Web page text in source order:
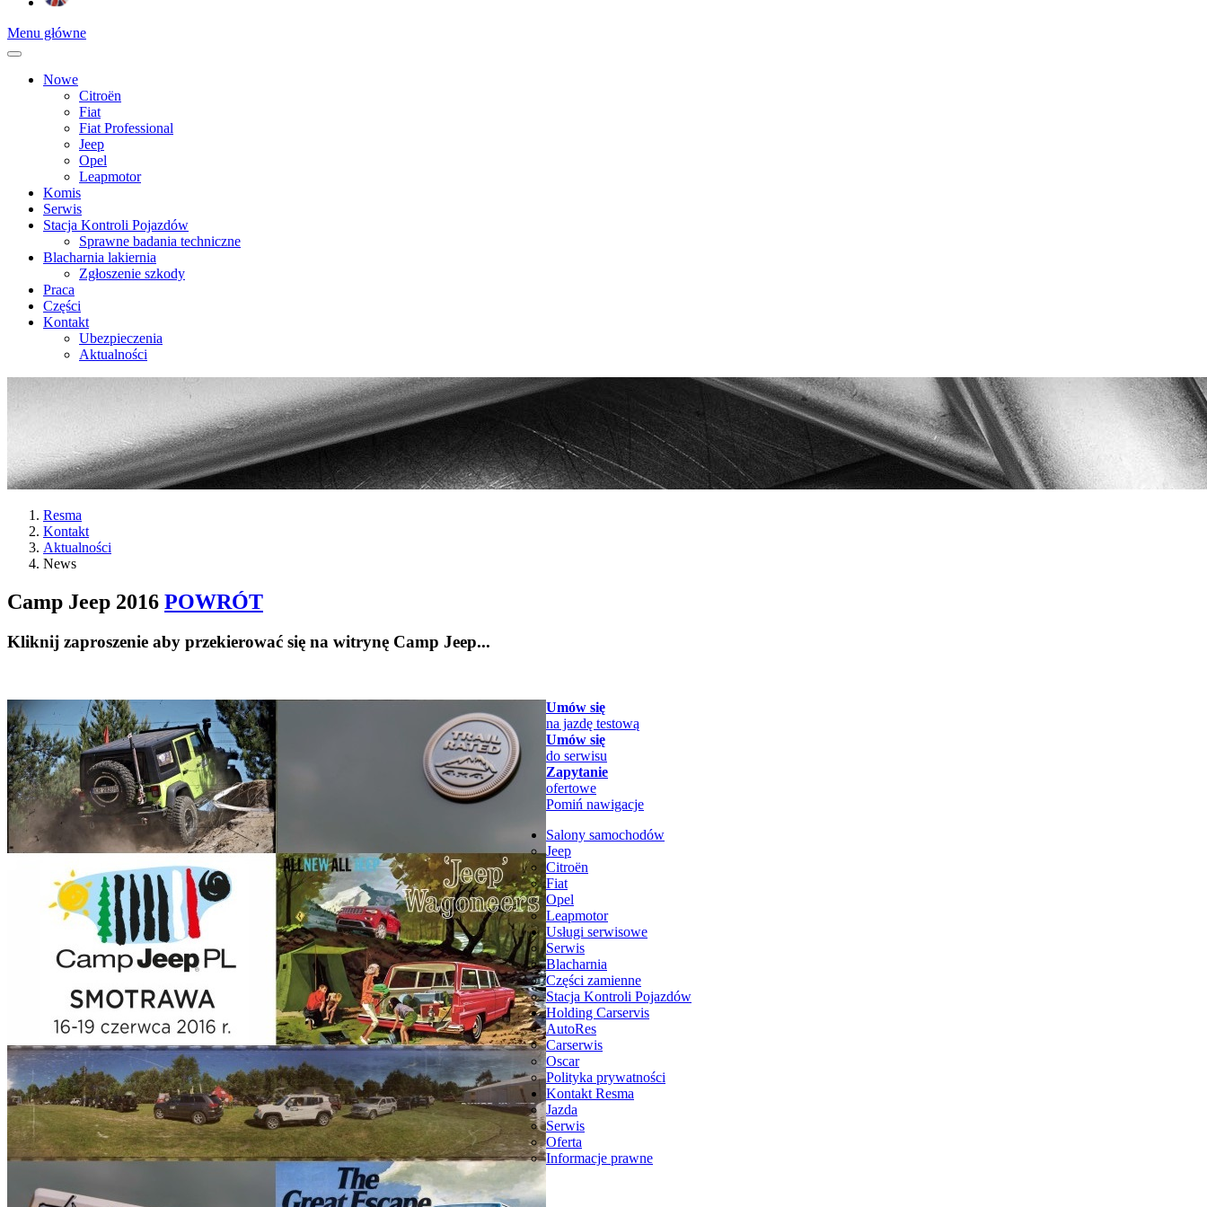
Menu główne
Nowe
Citroën
Fiat
Fiat Professional
Jeep
Opel
Leapmotor
Komis
Serwis
Stacja Kontroli Pojazdów
Sprawne badania techniczne
Blacharnia lakiernia
Zgłoszenie szkody
Praca
Części
Kontakt
Ubezpieczenia
Aktualności
Resma
Kontakt
Aktualności
News
Camp Jeep 2016 POWRÓT
Kliknij zaproszenie aby przekierować się na witrynę Camp Jeep...
Umów się
na jazdę testową
Umów się
do serwisu
Zapytanie
ofertowe
Pomiń nawigacje
Salony samochodów
Jeep
Citroën
Fiat
Opel
Leapmotor
Usługi serwisowe
Serwis
Blacharnia
Części zamienne
Stacja Kontroli Pojazdów
Holding Carservis
AutoRes
Carserwis
Oscar
Polityka prywatności
Kontakt Resma
Jazda
Serwis
Oferta
Informacje prawne